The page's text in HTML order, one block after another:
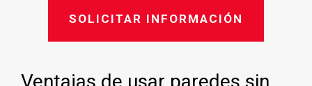
SOLICITAR INFORMACIÓN